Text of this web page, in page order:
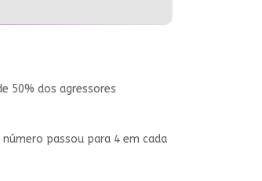
50% dos agressores
passou para 4 em cada